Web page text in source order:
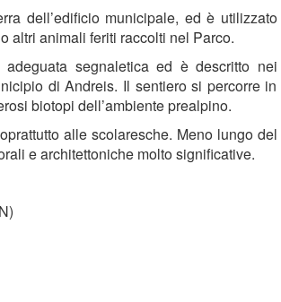
dell’edificio municipale, ed è utilizzato
altri animali feriti raccolti nel Parco.
segnaletica ed è descritto nei
di Andreis. Il sentiero si percorre in
biotopi dell’ambiente prealpino.
alle scolaresche. Meno lungo del
e architettoniche molto significative.